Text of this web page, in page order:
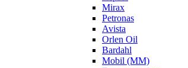
Mirax
Petronas
Avista
Orlen Oil
Bardahl
Mobil (ММ)